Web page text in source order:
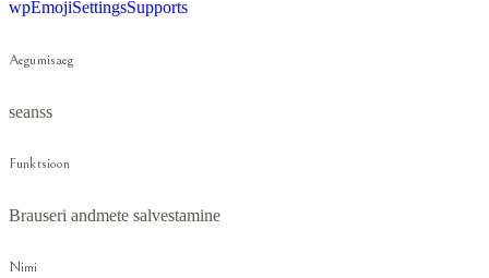
wpEmojiSettingsSupports
Aegumisaeg
seanss
Funktsioon
Brauseri andmete salvestamine
Nimi